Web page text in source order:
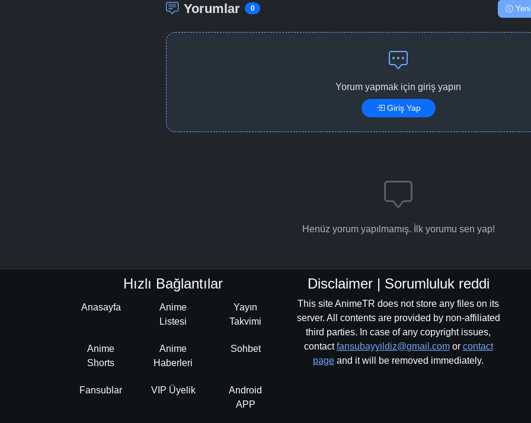
Yorumlar 0 Yeni
Yorum yapmak için giriş yapın
Giriş Yap
Henüz yorum yapılmamış. İlk yorumu sen yap!
Hızlı Bağlantılar
Anasayfa
Anime
Listesi
Yayın
Takvimi
Anime
Shorts
Anime
Haberleri
Sohbet
Fansublar VIP Üyelik
Android
APP
Disclaimer | Sorumluluk reddi
This site AnimeTR does not store any files on its
server. All contents are provided by non-affiliated
third parties. In case of any copyright issues,
contactfansubayyildiz@gmail.comor contact
page and it will be removed immediately.